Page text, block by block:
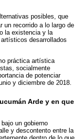
posibles, que
un recorrido a lo largo de
la existencia y la
desarrollados
práctica artística
socialmente
de potenciar
y diciembre de 2018.
Arde y en que
un gobierno
y descontento entre la